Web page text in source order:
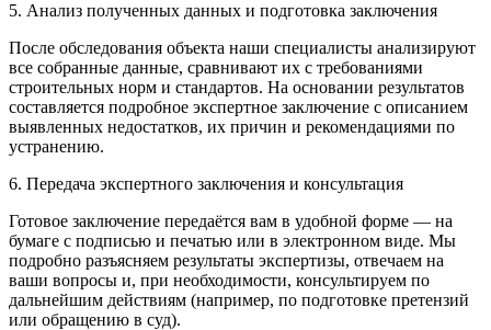
5. Анализ полученных данных и подготовка заключения
После обследования объекта наши специалисты анализируют
все собранные данные, сравнивают их с требованиями
строительных норм и стандартов. На основании результатов
составляется подробное экспертное заключение с описанием
выявленных недостатков, их причин и рекомендациями по
устранению.
6. Передача экспертного заключения и консультация
Готовое заключение передаётся вам в удобной форме — на
бумаге с подписью и печатью или в электронном виде. Мы
подробно разъясняем результаты экспертизы, отвечаем на
ваши вопросы и, при необходимости, консультируем по
дальнейшим действиям (например, по подготовке претензий
или обращению в суд).